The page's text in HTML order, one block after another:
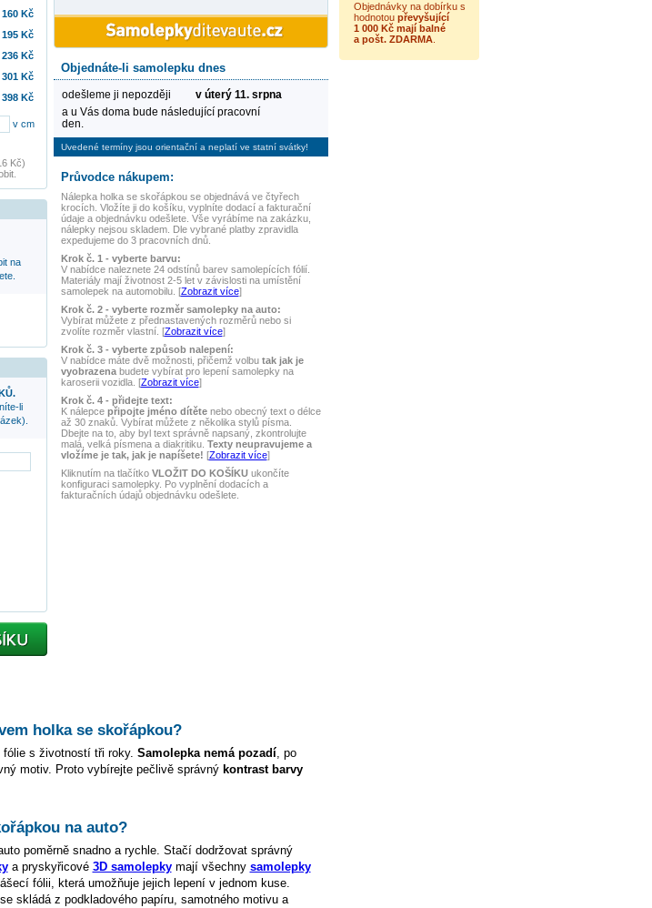
Objednáte-li samolepku dnes
odešleme ji nepozději
v úterý 11. srpna
a u Vás doma bude následující pracovní
den.
Uvedené termíny jsou orientační a neplatí ve statní svátky!
Průvodce nákupem:
Nálepka holka se skořápkouse objednává ve čtyřech
krocích. Vložíte ji do košíku, vyplníte dodací a fakturační
údaje a objednávku odešlete. Vše vyrábíme na zakázku,
nálepky nejsou skladem. Dle vybrané platby zpravidla
expedujeme do 3 pracovních dnů.
Krok č. 1 - vyberte barvu:
V nabídce naleznete 24 odstínů barev samolepících fólií.
Materiály mají životnost 2-5 let v závislosti na umístění
samolepek na automobilu. [Zobrazit více]
Krok č. 2 - vyberte rozměr samolepky na auto:
Vybírat můžete z přednastavených rozměrů nebo si
zvolíte rozměr vlastní. [Zobrazit více]
Krok č. 3 - vyberte způsob nalepení:
V nabídce máte dvě možnosti, přičemž volbu tak jak je
vyobrazenabudete vybírat pro lepení samolepky na
karoserii vozidla. [Zobrazit více]
Krok č. 4 - přidejte text:
K nálepce připojte jméno dítětenebo obecný text o délce
až 30 znaků. Vybírat můžete z několika stylů písma.
Dbejte na to, aby byl text správně napsaný, zkontrolujte
malá, velká písmena a diakritiku. Texty neupravujeme a
vložíme je tak, jak je napíšete! [Zobrazit více]
Kliknutím na tlačítko VLOŽIT DO KOŠÍKUukončíte
konfiguraci samolepky. Po vyplnění dodacích a
fakturačních údajů objednávku odešlete.
160Kč
195Kč
236Kč
301Kč
398Kč
v cm
Kč)
na
li
holka se skořápkou?
s životností tři roky. Samolepka nemá pozadí, po
motiv. Proto vybírejte pečlivě správný kontrast barvy
na auto?
poměrně snadno a rychle. Stačí dodržovat správný
a pryskyřicové 3D samolepkymají všechny samolepky
fólii, která umožňuje jejich lepení v jednom kuse.
se skládá z podkladového papíru, samotného motivu a
Objednávky na dobírku s
hodnotou převyšující
1 000 Kč mají balné
a pošt. ZDARMA.